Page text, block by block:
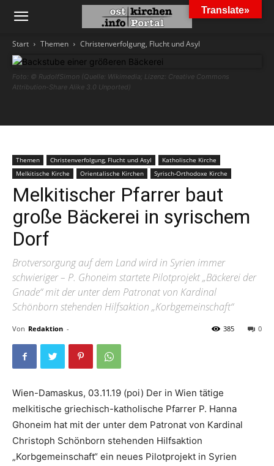
Start Themen Christenverfolgung, Flucht und Asyl
Foto: © RudolfSimon (Quelle: Wikimedia; Lizenz: Creative Commons
Attribution-Share Alike 3.0 Unported)
Themen Christenverfolgung, Flucht und Asyl
Katholische Kirche
Melkitische Kirche
Orientalische Kirchen Syrisch-Orthodoxe Kirche
Melkitischer Pfarrer baut
große Bäckerei in syrischem
Dorf
Brotversorgung auf dem Land wird in Syrien immer
schwieriger – P. Ghoneim startete Pilotprojekt „Bäckerei der
Gnade“ mit der unter dem Patronat von Kardinal
Schönborn stehenden Hilfsaktion „Korbgemeinschaft“
Von Redaktion - 0
385
Wien-Damaskus, 03.11.19 (poi) Der in Wien tätige
melkitische griechisch-katholische Pfarrer P. Hanna
Ghoneim hat mit der unter dem Patronat von Kardinal
Christoph Schönborn stehenden Hilfsaktion
„Korbgemeinschaft“ ein neues Pilotprojekt in Syrien
Translate»